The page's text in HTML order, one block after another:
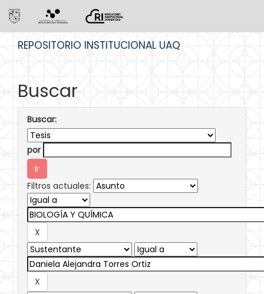
REPOSITORIO INSTITUCIONAL UAQ
Buscar
Buscar:
por
Filtros actuales: